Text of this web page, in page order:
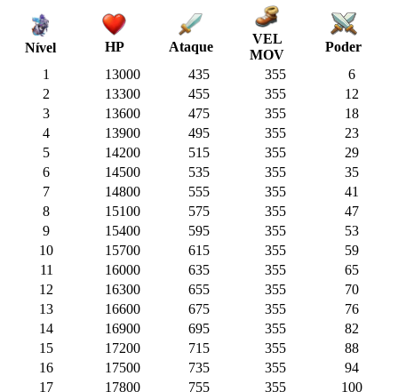
Nível HP Ataque
VEL
MOV
Poder
1
13000 435 355
6
2
13300 455 355
12
3
13600 475 355
18
4
13900 495 355
23
5
14200 515 355
29
6
14500 535 355
35
7
14800 555 355
41
8
15100 575 355
47
9
15400 595 355
53
10
15700 615 355
59
11
16000 635 355
65
12
16300 655 355
70
13
16600 675 355
76
14
16900 695 355
82
15
17200 715 355
88
16
17500 735 355
94
17
17800 755 355 100